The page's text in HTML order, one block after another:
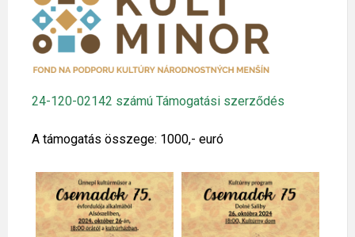
24-120-02142 számú Támogatási szerződés
A támogatás összege: 1000,- euró